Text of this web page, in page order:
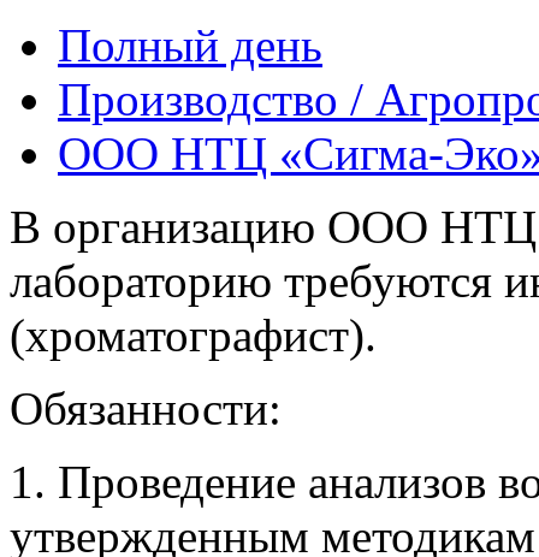
Полный день
Производство /
ООО НТЦ «Сигма-
В организацию ООО НТЦ
лабораторию требуются
(хроматографист).
Обязанности:
1. Проведение анализов
утвержденным